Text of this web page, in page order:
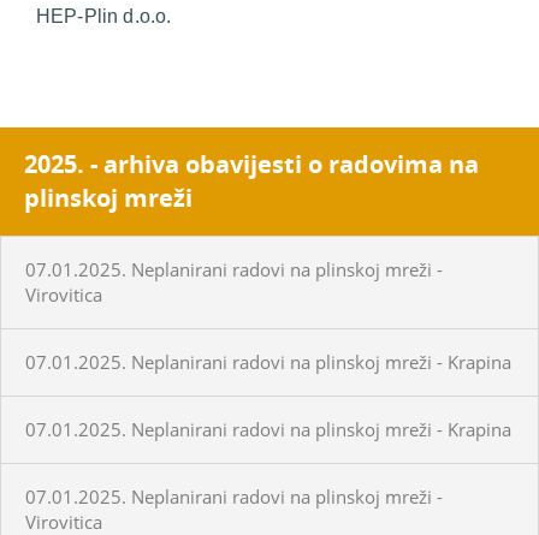
HEP-Plin d.o.o.
2025. - arhiva obavijesti o radovima na
plinskoj mreži
07.01.2025. Neplanirani radovi na plinskoj mreži -
Virovitica
07.01.2025. Neplanirani radovi na plinskoj mreži - Krapina
07.01.2025. Neplanirani radovi na plinskoj mreži - Krapina
07.01.2025. Neplanirani radovi na plinskoj mreži -
Virovitica